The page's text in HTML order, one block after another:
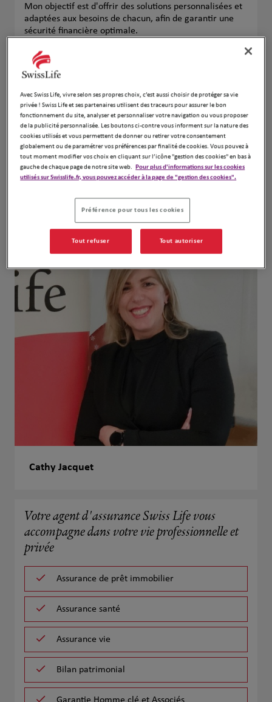
Mon objectif est d'offrir des solutions personnalisées et
adaptées aux besoins de chacun, afin de garantir une
sécurité financière optimale.
place de protections sociales ou la gestion de
patrimoine, je suis à votre écoute pour vous
accompagner dans toutes les étapes de votre vie et
celle de votre entreprise.
📞Contactez-moi:
Téléphone:0665935223
Email:cathy.jacquet@agence-swisslife.fr
Cathy Jacquet
Votre agent d'assurance Swiss Life vous
accompagne dans votre vie professionnelle et
privée
Assurance de prêt immobilier
Assurance santé
Assurance vie
Bilan patrimonial
Garantie Homme clé et Associés
Avec Swiss Life, vivre selon ses propres choix, c’est aussi choisir de protéger sa vie
privée ! Swiss Life et ses partenaires utilisent des traceurs pour assurer le bon
fonctionnement du site, analyser et personnaliser votre navigation ou vous proposer
de la publicité personnalisée. Les boutons ci-contre vous informent sur la nature des
cookies utilisés et vous permettent de donner ou retirer votre consentement
globalement ou de paramétrer vos préférences par finalité de cookies. Vous pouvez à
tout moment modifier vos choix en cliquant sur l’icône "gestion des cookies" en bas à
gauche de chaque page de notre site web. Pour plus d'informations sur les cookies
utilisés sur Swisslife.fr, vous pouvez accéder à la page de "gestion des cookies".
Préférence pour tous les cookies
Tout refuser Tout autoriser